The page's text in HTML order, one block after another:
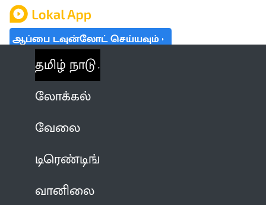
ஆப்பை டவுன்லோட் செய்யவும்
தமிழ் நாடு
லோக்கல்
வேலை
டிரெண்டிங்
வானிலை